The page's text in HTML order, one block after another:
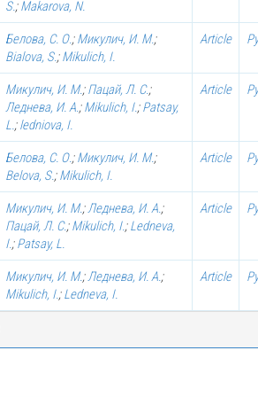
S.;Makarova, N.
Белова, С. О.;Микулич, И. М.;
Bialova, S.;Mikulich, I.
Article
Микулич, И. М.;Пацай, Л. С.;
Леднева, И. А.;Mikulich, I.;Patsay,
L.;ledniova, I.
Article
Белова, С. О.;Микулич, И. М.;
Belova, S.;Mikulich, I.
Article
Микулич, И. М.;Леднева, И. А.;
Пацай, Л. С.;Mikulich, I.;Ledneva,
I.;Patsay, L.
Article
Микулич, И. М.;Леднева, И. А.;
Mikulich, I.;Ledneva, I.
Article